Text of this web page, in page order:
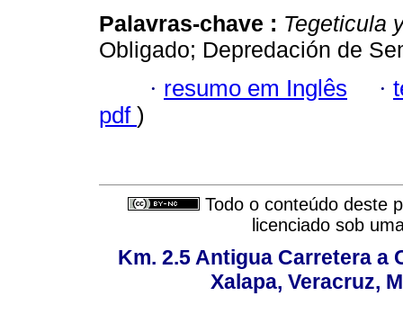
Palavras-chave : Tegeticula
Obligado; Depredación de
· resumo em Inglês ·
pdf )
Todo o conteúdo deste
licenciado sob
Km. 2.5 Antigua Carretera a
Xalapa, Veracruz,